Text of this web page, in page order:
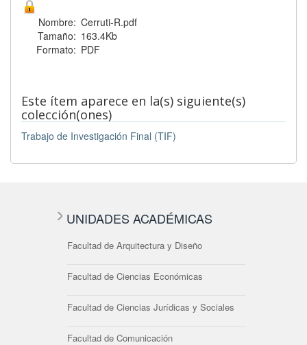
Nombre: Cerruti-R.pdf
Tamaño: 163.4Kb
Formato: PDF
Este ítem aparece en la(s) siguiente(s)
colección(ones)
Trabajo de Investigación Final (TIF)
UNIDADES ACADÉMICAS
Facultad de Arquitectura y Diseño
Facultad de Ciencias Económicas
Facultad de Ciencias Jurídicas y Sociales
Facultad de Comunicación